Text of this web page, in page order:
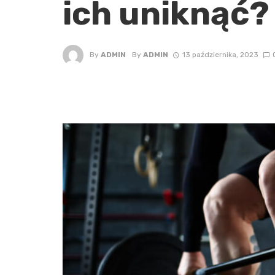
ich uniknąć?
By ADMIN ByADMIN 13 października, 2023